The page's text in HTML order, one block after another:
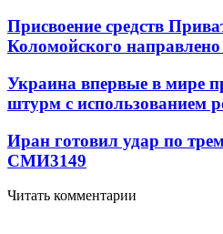
Присвоение средств
Коломойского направлено
Украина впервые в мире
штурм с использованием
Иран готовил удар по
СМИ3149
Читать комментарии